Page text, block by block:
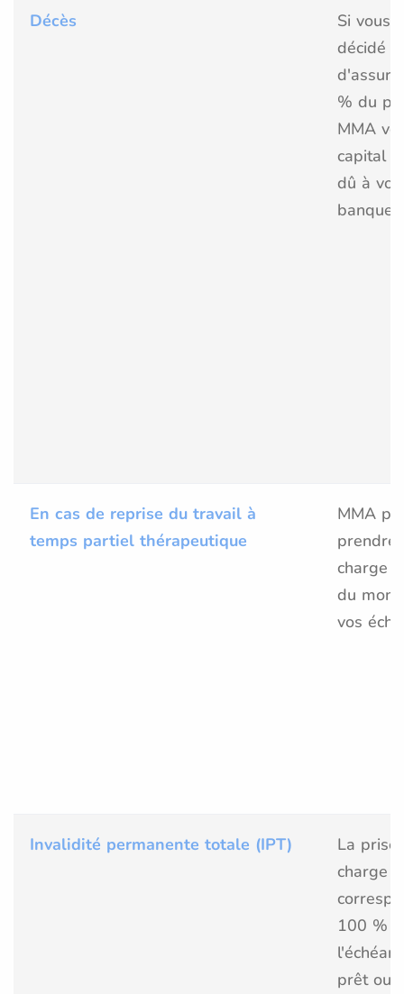
Décès
Si vous
décidé
% du
MMA
capital
dû à
banque.
En cas de reprise du travail à
temps partiel thérapeutique
MMA
prendre
charge
du
vos
Invalidité permanente totale (IPT)
La prise
charge
100 %
prêt ou